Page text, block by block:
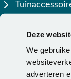
Deze
We
adverteren